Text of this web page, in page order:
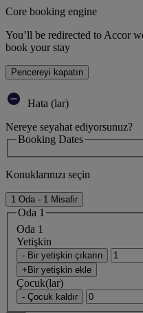
Core booking engine
You’ll be redirected to Accor
book your stay
Pencereyi kapatın
Hata (lar)
Nereye seyahat ediyorsunuz?
Booking Dates
Konuklarınızı seçin
1 Oda - 1 Misafir
Oda 1
Oda 1
Yetişkin
- Bir yetişkin çıkarın
+Bir yetişkin ekle
Çocuk(lar)
- Çocuk kaldır